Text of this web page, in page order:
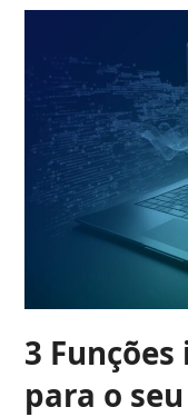
3
para o